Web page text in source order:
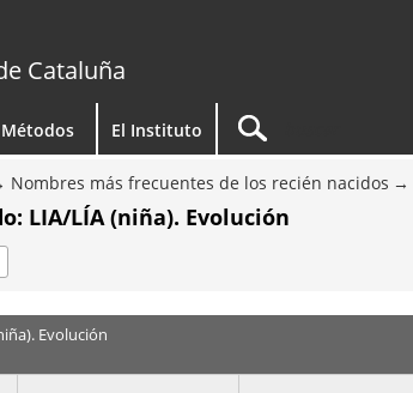
Cataluña
Métodos El Instituto
Nombres más frecuentes de los recién nacidos
LIA/LÍA (niña). Evolución
Evolución